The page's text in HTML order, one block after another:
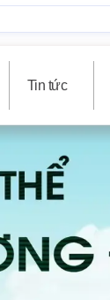
Tin tức